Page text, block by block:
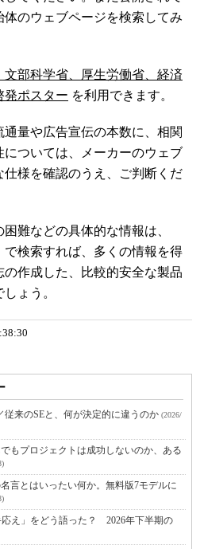
のウェブページを検索してみ
文部科学省、厚生労働省、経済
発ポスター を利用できます。
量や広告宣伝の本数に、相関
ついては、メーカーのウェブ
様を確認のうえ、ご判断くだ
難などの具体的な情報は、
で検索すれば、多くの情報を得
作成した、比較的安全な製品
ょう。
従来のSEと、何が決定的に違うのか (2026/
もプロジェクトは成功しないのか、ある
言とはいったい何か。無料版7モデルに
え」をどう語った？ 2026年下半期の